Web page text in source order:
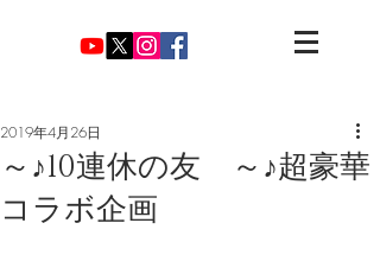
～♪10連休の友 ～♪超豪華
コラボ企画
2019年4月26日